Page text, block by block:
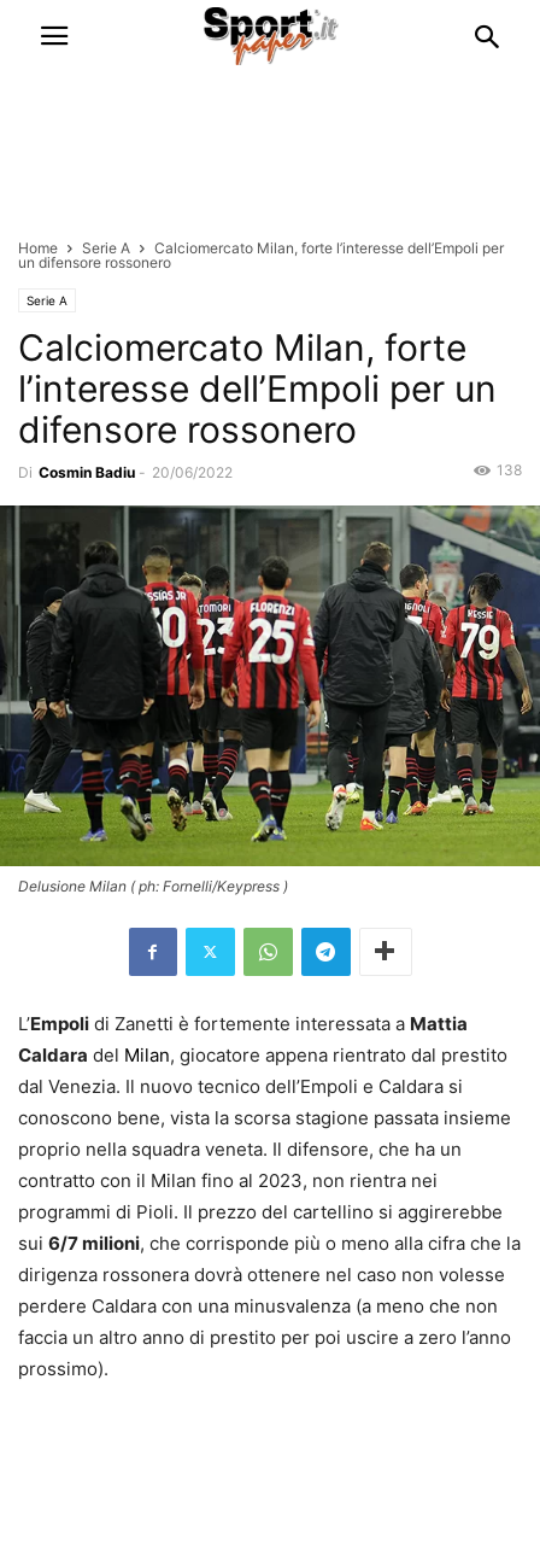
Home Serie A
Calciomercato Milan, forte l’interesse dell’Empoli per
un difensore rossonero
Serie A
Calciomercato Milan, forte
l’interesse dell’Empoli per un
difensore rossonero
Di Cosmin Badiu - 20/06/2022 138
Delusione Milan ( ph: Fornelli/Keypress )
L’Empoli di Zanetti è fortemente interessata a Mattia
Caldara del Milan, giocatore appena rientrato dal prestito
dal Venezia. Il nuovo tecnico dell’Empoli e Caldara si
conoscono bene, vista la scorsa stagione passata insieme
proprio nella squadra veneta. Il difensore, che ha un
contratto con il Milan fino al 2023, non rientra nei
programmi di Pioli. Il prezzo del cartellino si aggirerebbe
sui 6/7 milioni, che corrisponde più o meno alla cifra che la
dirigenza rossonera dovrà ottenere nel caso non volesse
perdere Caldara con una minusvalenza (a meno che non
faccia un altro anno di prestito per poi uscire a zero l’anno
prossimo).